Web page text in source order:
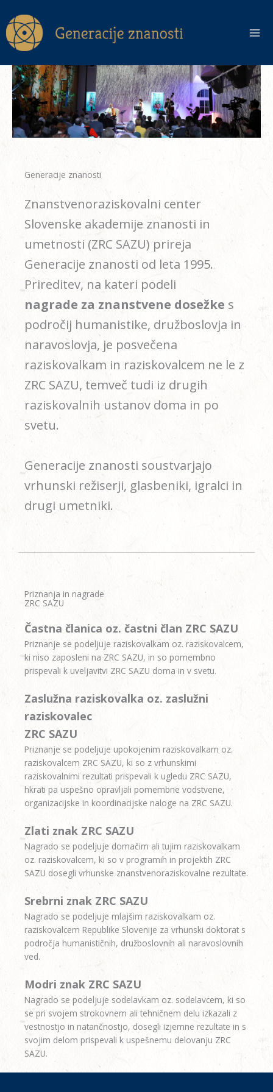
content
Generacije znanosti
Znanstvenoraziskovalni center
Slovenske akademije znanosti in
umetnosti (ZRC SAZU) prireja
Generacije znanosti od leta 1995.
Prireditev, na kateri podeli
nagrade za znanstvene dosežke s
področij humanistike, družboslovja in
naravoslovja, je posvečena
raziskovalkam in raziskovalcem ne le z
ZRC SAZU, temveč tudi iz drugih
raziskovalnih ustanov doma in po
svetu.
Generacije znanosti soustvarjajo
vrhunski režiserji, glasbeniki, igralci in
drugi umetniki.
Priznanja in nagrade
ZRC SAZU
Častna članica oz. častni član ZRC SAZU
Priznanje se podeljuje raziskovalkam oz. raziskovalcem,
ki niso zaposleni na ZRC SAZU, in so pomembno
prispevali k uveljavitvi ZRC SAZU doma in v svetu.
Zaslužna raziskovalka oz. zaslužni
raziskovalec
ZRC SAZU
Priznanje se podeljuje upokojenim raziskovalkam oz.
raziskovalcem ZRC SAZU, ki so z vrhunskimi
raziskovalnimi rezultati prispevali k ugledu ZRC SAZU,
hkrati pa uspešno opravljali pomembne vodstvene,
organizacijske in koordinacijske naloge na ZRC SAZU.
Zlati znak ZRC SAZU
Nagrado se podeljuje domačim ali tujim raziskovalkam
oz. raziskovalcem, ki so v programih in projektih ZRC
SAZU dosegli vrhunske znanstvenoraziskovalne rezultate.
Srebrni znak ZRC SAZU
Nagrado se podeljuje mlajšim raziskovalkam oz.
raziskovalcem Republike Slovenije za vrhunski doktorat s
področja humanističnih, družboslovnih ali naravoslovnih
ved.
Modri znak ZRC SAZU
Nagrado se podeljuje sodelavkam oz. sodelavcem, ki so
se pri svojem strokovnem ali tehničnem delu izkazali z
vestnostjo in natančnostjo, dosegli izjemne rezultate in s
svojim delom prispevali k uspešnemu delovanju ZRC
SAZU.